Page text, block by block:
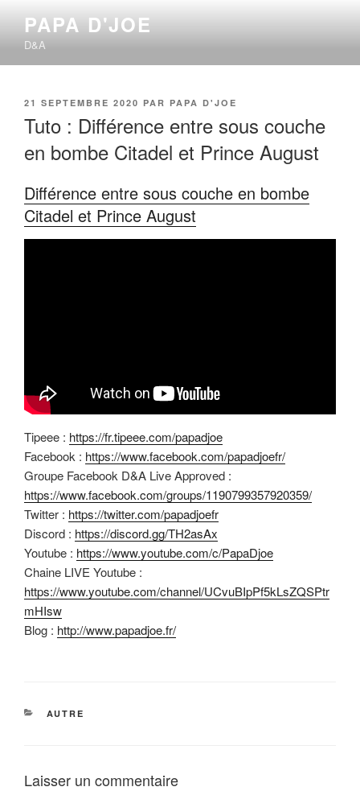
contenu
principal
PAPA D'JOE
D&A
PUBLIÉ
21 SEPTEMBRE 2020 PAR PAPA D'JOE
Tuto : Différence entre sous couche
en bombe Citadel et Prince August
Différence entre sous couche en bombe
Citadel et Prince August
Tipeee : https://fr.tipeee.com/papadjoe
Facebook : https://www.facebook.com/papadjoefr/
Groupe Facebook D&A Live Approved :
https://www.facebook.com/groups/1190799357920359/
Twitter : https://twitter.com/papadjoefr
Discord : https://discord.gg/TH2asAx
Youtube : https://www.youtube.com/c/PapaDjoe
Chaine LIVE Youtube :
https://www.youtube.com/channel/UCvuBIpPf5kLsZQSPtr
mHIsw
Blog : http://www.papadjoe.fr/
CATÉGORIES
AUTRE
Laisser un commentaire